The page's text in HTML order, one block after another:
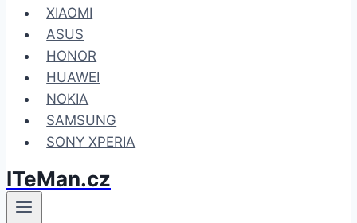
XIAOMI
ASUS
HONOR
HUAWEI
NOKIA
SAMSUNG
SONY XPERIA
ITeMan.cz